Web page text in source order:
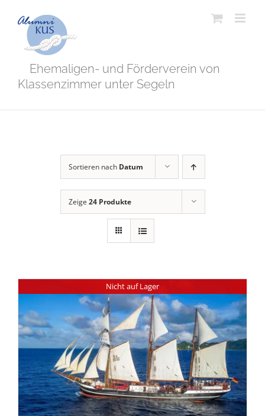
Inhalt
springen
Ehemaligen- und Förderverein von
Klassenzimmer unter Segeln
Sortieren nach Datum
Zeige 24 Produkte
Nicht auf Lager